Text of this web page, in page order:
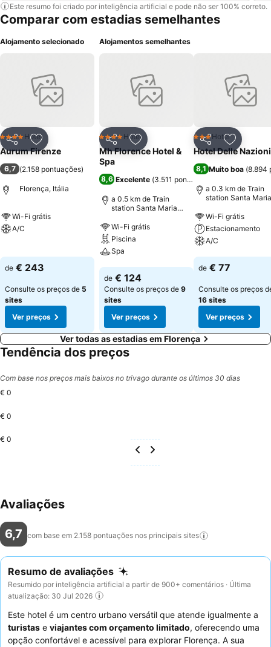
Este resumo foi criado por inteligência artificial e pode não ser 100% correto.
Comparar com estadias semelhantes
Alojamento selecionado
PartilharAdicionar aos favoritos
4 EstrelasHotel
Aurum Firenze
6,7 (2.158 pontuações)
Florença, Itália
Wi-Fi grátis
A/C
de € 243
Consulte os preços de 5
sites
Ver preços
Alojamentos semelhantes
PartilharAdicionar aos favoritos
4 EstrelasHotel
Mh Florence Hotel &
Spa
8,6 Excelente (3.511 pontuações
a 0.5 km de Train
station Santa Maria
Wi-Fi grátis
Piscina
Spa
Ver preços
de € 124
Consulte os preços de 9
sites
Ver preços
Partilhar
3 Estrelas
Hotel
Hotel Delle Nazioni
8,1 Muito boa (8.894
a 0.3 km de Train
station Santa Maria
Wi-Fi grátis
Estacionamento
A/C
Ver preços
de € 77
Consulte os preços
16 sites
Ver preços
Ver todas as estadias em Florença
Tendência dos preços
Com base nos preços mais baixos no trivago durante os últimos 30 dias
€ 0
€ 0
€ 0
Avaliações
6,7 com base em 2.158 pontuações nos principais sites
Resumo de avaliações
Resumido por inteligência artificial a partir de 900+ comentários · Última
atualização: 30 Jul 2026
Este hotel é um centro urbano versátil que atende igualmente a
turistas e viajantes com orçamento limitado, oferecendo uma
opção confortável e acessível para explorar Florença. A sua